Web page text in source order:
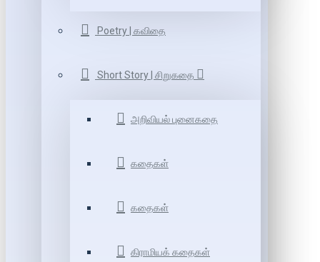
Poetry | கவிதை
Short Story | சிறுகதை
அறிவியல் புனைகதை
கதைகள்
கதைகள்
கிராமியக் கதைகள்